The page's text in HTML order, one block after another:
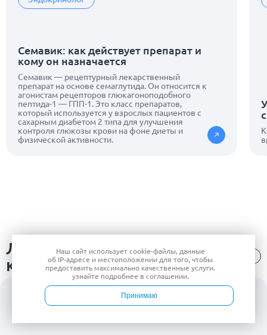
Семавик: как действует препарат и
кому он назначается
Семавик — рецептурный лекарственный
препарат на основе семаглутида. Он относится к
агонистам рецепторов глюкагоноподобного
пептида-1 — ГПП-1. Это класс препаратов,
который используется у взрослых пациентов с
сахарным диабетом 2 типа для улучшения
контроля глюкозы крови на фоне диеты и
физической активности.
Лицензии
клиники
Наш сайт используетcookie-файлы, данные
об IP-адресе и местоположении для того, чтобы
предоставить максимально качественные услуги.
узнайте подробнее в соглашении.
Принимаю